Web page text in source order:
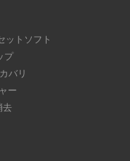
ットソフト
プ
バリ
ー
去